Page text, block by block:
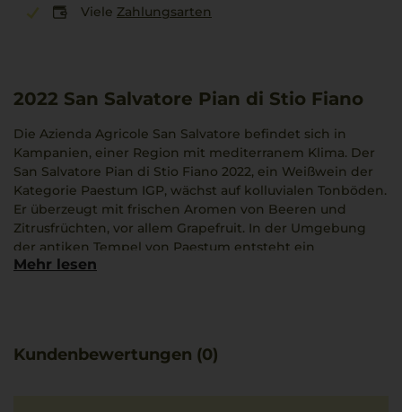
Viele Zahlungsarten
2022 San Salvatore Pian di Stio Fiano
Die Azienda Agricole San Salvatore befindet sich in
Kampanien, einer Region mit mediterranem Klima. Der
San Salvatore Pian di Stio Fiano 2022, ein Weißwein der
Kategorie Paestum IGP, wächst auf kolluvialen Tonböden.
Er überzeugt mit frischen Aromen von Beeren und
Zitrusfrüchten, vor allem Grapefruit. In der Umgebung
der antiken Tempel von Paestum entsteht ein
spannender Mix aus kleinen roten Früchten mit floralen
Mehr lesen
Kundenbewertungen (0)